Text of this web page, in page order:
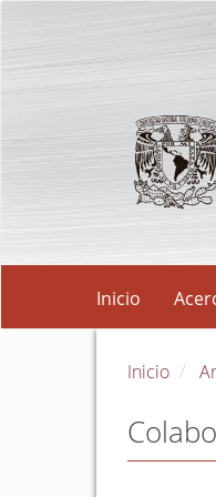
principal
Inicio
Inicio